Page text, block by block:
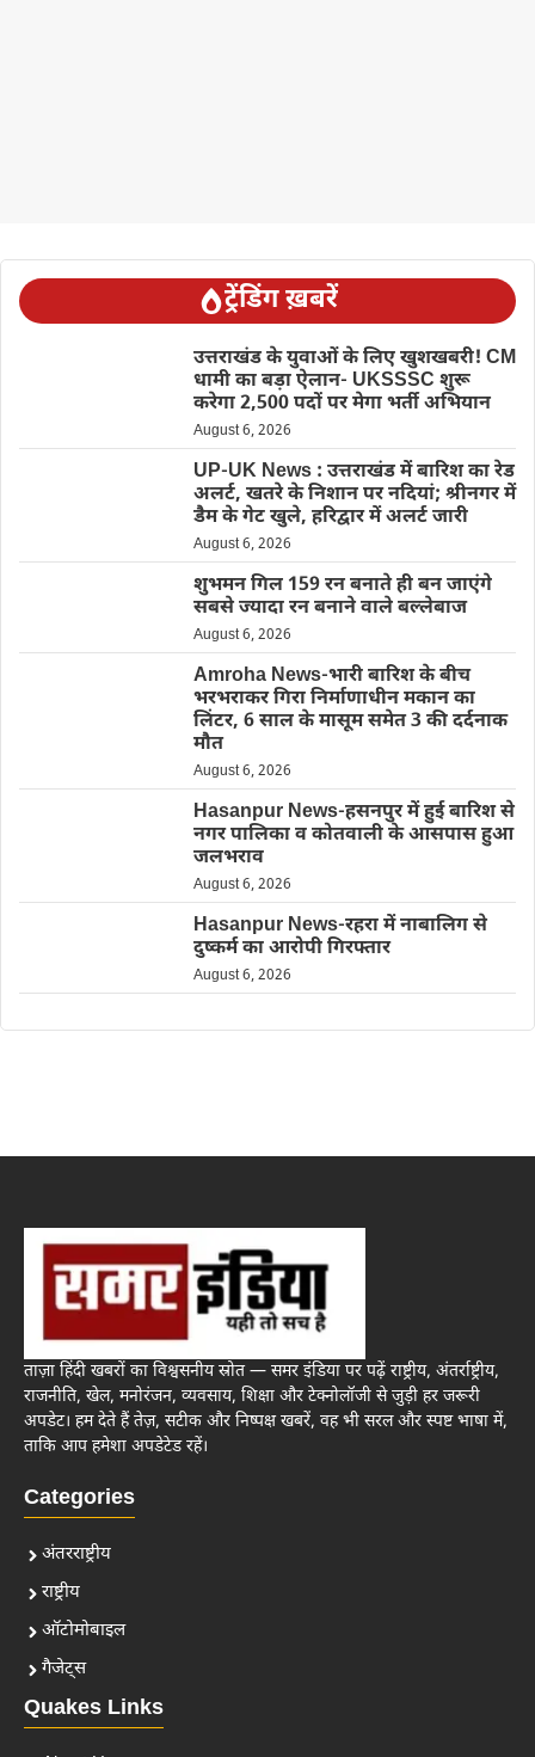
ट्रेंडिंग ख़बरें
उत्तराखंड के युवाओं के लिए खुशखबरी! CM
धामी का बड़ा ऐलान- UKSSSC शुरू
करेगा 2,500 पदों पर मेगा भर्ती अभियान
August 6, 2026
UP-UK News : उत्तराखंड में बारिश का रेड
अलर्ट, खतरे के निशान पर नदियां; श्रीनगर में
डैम के गेट खुले, हरिद्वार में अलर्ट जारी
August 6, 2026
शुभमन गिल 159 रन बनाते ही बन जाएंगे
सबसे ज्यादा रन बनाने वाले बल्लेबाज
August 6, 2026
Amroha News-भारी बारिश के बीच
भरभराकर गिरा निर्माणाधीन मकान का
लिंटर, 6 साल के मासूम समेत 3 की दर्दनाक
मौत
August 6, 2026
Hasanpur News-हसनपुर में हुई बारिश से
नगर पालिका व कोतवाली के आसपास हुआ
जलभराव
August 6, 2026
Hasanpur News-रहरा में नाबालिग से
दुष्कर्म का आरोपी गिरफ्तार
August 6, 2026
ताज़ा हिंदी खबरों का विश्वसनीय स्रोत — समर इंडिया पर पढ़ें राष्ट्रीय, अंतर्राष्ट्रीय,
राजनीति, खेल, मनोरंजन, व्यवसाय, शिक्षा और टेक्नोलॉजी से जुड़ी हर जरूरी
अपडेट। हम देते हैं तेज़, सटीक और निष्पक्ष खबरें, वह भी सरल और स्पष्ट भाषा में,
ताकि आप हमेशा अपडेटेड रहें।
Categories
अंतरराष्ट्रीय
राष्ट्रीय
ऑटोमोबाइल
गैजेट्स
Quakes Links